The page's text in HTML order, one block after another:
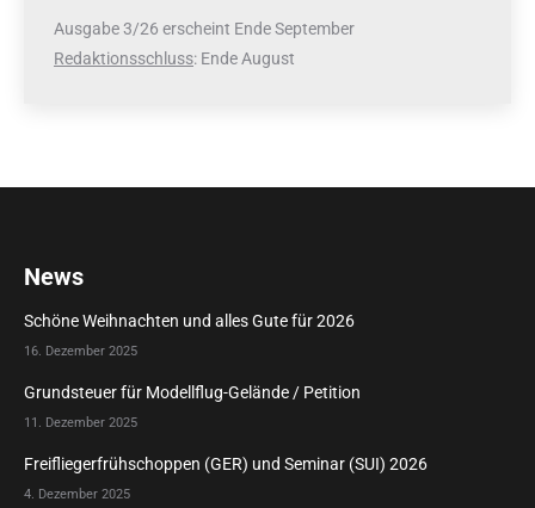
Ausgabe 3/26 erscheint Ende September
Redaktionsschluss: Ende August
News
Schöne Weihnachten und alles Gute für 2026
16. Dezember 2025
Grundsteuer für Modellflug-Gelände / Petition
11. Dezember 2025
Freifliegerfrühschoppen (GER) und Seminar (SUI) 2026
4. Dezember 2025